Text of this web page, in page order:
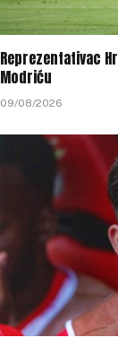
Reprezentativac
Modriću
09/08/2026